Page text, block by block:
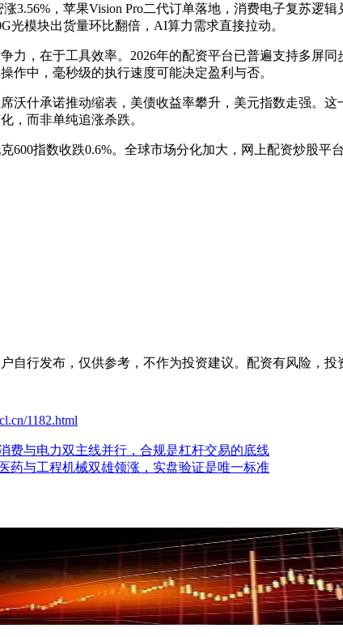
涨3.56%，苹果Vision Pro二代订单落地，消费电子复苏逻
光模块出货量环比翻倍，AI算力需求直接拉动。
力，在于工具效率。2026年的配资平台已普遍支持多屏
作中，毫秒级的执行速度可能决定盈利与否。
沃什承诺推动缩表，美债收益率攀升，美元指数走强。
，而非单纯追涨杀跌。
600指数收跌0.6%。全球市场分化加大，网上配资炒股平
自行发布，仅供参考，不作为投资建议。配资有风险，投
1182.html
费与电力双主线并行，合规是杠杆交易的底线
药与工程机械双雄领涨，实盘验证是唯一标准